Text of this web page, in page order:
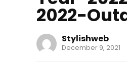
2022-
Stylishweb
December 9, 2021